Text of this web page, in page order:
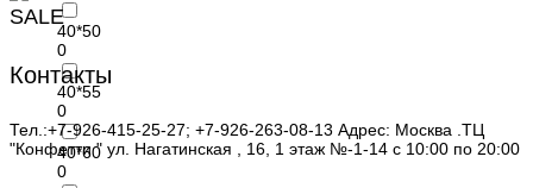
40*50
0
40*55
0
40*60
0
SALE
Контакты
Тел.:+7-926-415-25-27; +7-926-263-08-13 Адрес: Москва .ТЦ
"Конфетти " ул. Нагатинская , 16, 1 этаж №-1-14 с 10:00 по 20:00